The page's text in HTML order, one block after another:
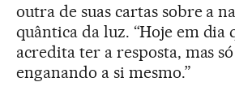
outra de suas cartas sobre a
quântica da luz. “Hoje em dia
acredita ter a resposta, mas
enganando a si mesmo.”